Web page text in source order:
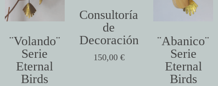
¨Volando¨
Serie
Eternal
Birds
Consultoría
de
Decoración
150,00 €
¨Abanico¨
Serie
Eternal
Birds